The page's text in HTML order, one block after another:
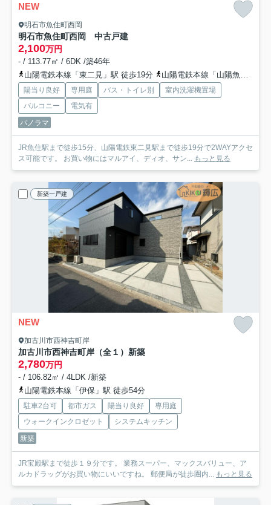
NEW
明石市魚住町西岡
明石市魚住町西岡 中古戸建
2,100万円
- / 113.77㎡ / 6DK /築46年
山陽電鉄本線「東二見」駅 徒歩19分
山陽電鉄本線「山陽魚住」駅 徒歩28分
陽当り良好 専用庭 バス・トイレ別
室内洗濯機置場
バルコニー
電気有
パノラマ
JR魚住駅まで徒歩15分、山陽電鉄東二見駅まで徒歩19分で2WAYアクセ
ス可能です。 お買い物にはマルアイ、ディオ、サン... もっと見る
新築一戸建
NEW
加古川市西神吉町岸
加古川市西神吉町岸（全１）新築
2,780万円
- / 106.82㎡ / 4LDK /新築
山陽電鉄本線「伊保」駅 徒歩54分
駐車2台可 都市ガス 陽当り良好
専用庭
ウォークインクロゼット
システムキッチン
新築
JR宝殿駅まで徒歩１９分です。 業務スーパー、マックスバリュー、ア
ルカドラッグがお買い物にいいですね。 郵便局が徒歩圏内...
もっと見る